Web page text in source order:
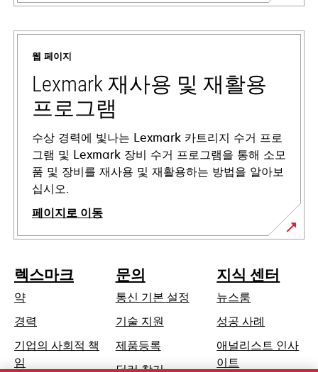
새
탭
웹 페이지
Lexmark 재사용 및 재활용
프로그램
수상 경력에 빛나는 Lexmark 카트리지 수거 프로
그램 및 Lexmark 장비 수거 프로그램을 통해 소모
품 및 장비를 재사용 및 재활용하는 방법을 알아보
십시오.
페이지로 이동
렉스마크
약
경력
기업의 사회적 책
임
문의
통신 기본 설정
기술 지원
제품등록
지식 센터
뉴스룸
성공 사례
애널리스트 인사
이트